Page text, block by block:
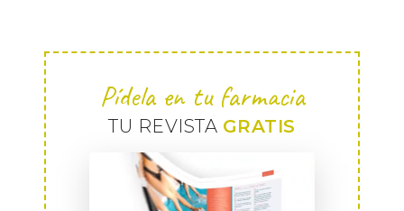
Pídela en tu farmacia
TU REVISTA GRATIS